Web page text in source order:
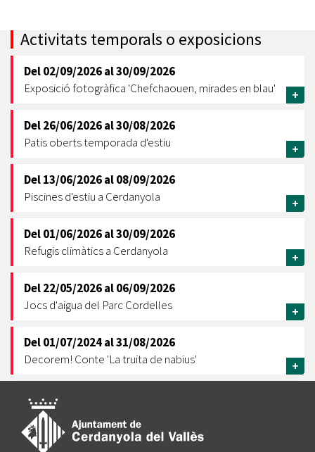
Activitats temporals o exposicions
Del02/09/2026al30/09/2026
Exposició fotogràfica 'Chefchaouen, mirades en blau'
+
Del26/06/2026al30/08/2026
Patis oberts temporada d'estiu
+
Del13/06/2026al08/09/2026
Piscines d'estiu a Cerdanyola
+
Del01/06/2026al30/09/2026
Refugis climàtics a Cerdanyola
+
Del22/05/2026al06/09/2026
Jocs d'aigua del Parc Cordelles
+
Del01/07/2024al31/08/2026
Decorem! Conte 'La truita de nabius'
+